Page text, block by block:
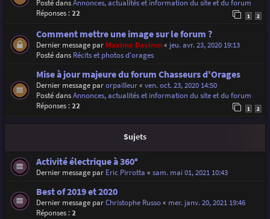
r
Posté dansAnnonces, actualités et information du site et du forum
Réponses :22 1 2
Comment mettre une image sur le forum ?
Dernier message par Maxime Daviron« jeu. avr. 23, 2020 19:13
Posté dans Récits et photos d'orages
Mise à jour majeure du forum Chasseurs d'Orages
Dernier message parorpailleur« ven. oct. 23, 2020 14:50
Posté dansAnnonces, actualités et information du site et du forum
Réponses :22 1 2
Sujets
Activité électrique à 360°
Dernier message par Eric Pirrotta « sam. mai 01, 2021 10:43
Best of 2019 et 2020
Dernier message parChristophe Russo« mer. janv. 20, 2021 19:46
Réponses :2